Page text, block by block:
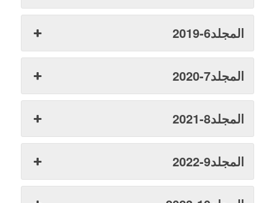
المجلد6-2019
المجلد7-2020
المجلد8-2021
المجلد9-2022